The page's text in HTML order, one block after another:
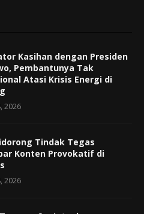
Kasihan dengan Presiden
Pembantunya Tak
Atasi Krisis Energi di
2026
Tindak Tegas
Konten Provokatif di
2026